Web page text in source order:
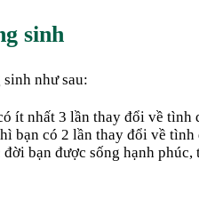
sinh
như sau:
ít nhất 3 lần thay đổi về tình
bạn có 2 lần thay đổi về tình
bạn được sống hạnh